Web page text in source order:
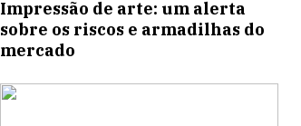
Impressão de arte: um alerta
sobre os riscos e armadilhas do
mercado